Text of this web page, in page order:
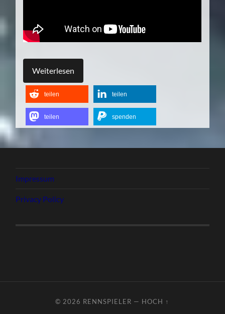
Weiterlesen
teilen teilen
teilen spenden
Impressum
Privacy Policy
© 2026 RENNSPIELER — HOCH ↑